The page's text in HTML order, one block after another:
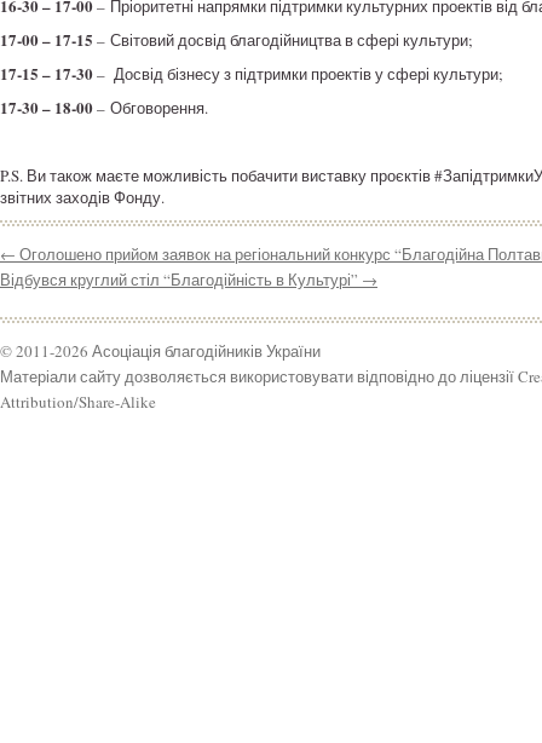
16-30 – 17-00– Пріоритетні напрямки підтримки культурних проектів від
17-00 – 17-15 – Світовий досвід благодійництва в сфері культури;
17-15 – 17-30– Досвід бізнесу з підтримки проектів у сфері культури;
17-30 – 18-00– Обговорення.
P.S. Ви також маєте можливість побачити виставку проєктів
звітних заходів Фонду.
← Оголошено прийом заявок на регіональний конкурс “Благодійна
Відбувся круглий стіл “Благодійність в Культурі” →
© 2011-2026 Асоціація благодійників України
Матеріали сайту дозволяється використовувати відповідно до ліцензії
Attribution/Share-Alike